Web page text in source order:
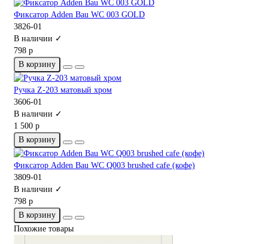
Фиксатор Adden Bau WC 003 GOLD
3826-01
В наличии ✓
798 р
В корзину
Ручка Z-203 матовый хром
3606-01
В наличии ✓
1 500 р
В корзину
Фиксатор Adden Bau WC Q003 brushed cafe (кофе)
3809-01
В наличии ✓
798 р
В корзину
Похожие товары